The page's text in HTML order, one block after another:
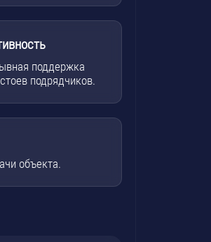
поддержка
подрядчиков.
объекта.